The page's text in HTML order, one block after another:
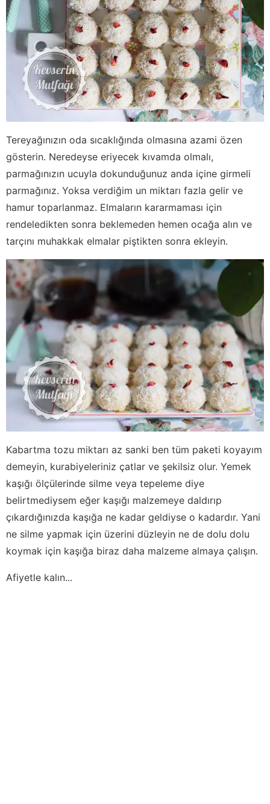
Tereyağınızın oda sıcaklığında olmasına azami özen
gösterin. Neredeyse eriyecek kıvamda olmalı,
parmağınızın ucuyla dokunduğunuz anda içine girmeli
parmağınız. Yoksa verdiğim un miktarı fazla gelir ve
hamur toparlanmaz. Elmaların kararmaması için
rendeledikten sonra beklemeden hemen ocağa alın ve
tarçını muhakkak elmalar piştikten sonra ekleyin.
Kabartma tozu miktarı az sanki ben tüm paketi koyayım
demeyin, kurabiyeleriniz çatlar ve şekilsiz olur. Yemek
kaşığı ölçülerinde silme veya tepeleme diye
belirtmediysem eğer kaşığı malzemeye daldırıp
çıkardığınızda kaşığa ne kadar geldiyse o kadardır. Yani
ne silme yapmak için üzerini düzleyin ne de dolu dolu
koymak için kaşığa biraz daha malzeme almaya çalışın.
Afiyetle kalın...